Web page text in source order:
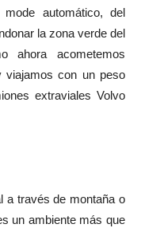
automático, del
la zona verde del
ahora acometemos
viajamos con un peso
extraviales Volvo
a través de montaña o
un ambiente más que